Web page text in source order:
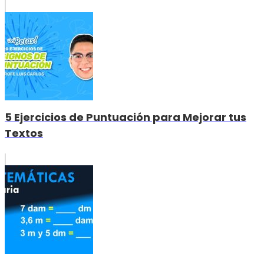
5 Ejercicios de Puntuación para Mejorar tus
Textos